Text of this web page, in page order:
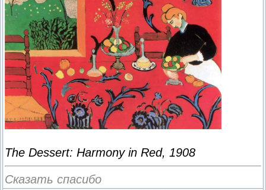
The Dessert: Harmony in Red, 1908
Сказать спасибо